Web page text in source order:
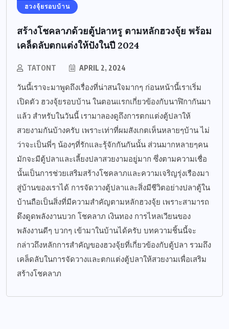
ฮวงจุ้ยรอบบ้าน
สร้างโชคลาภด้วยตู้ปลาหรู ตามหลักฮวงจุ้ย พร้อม
เคล็ดลับตกแต่งให้ปังในปี 2024
TATONT APRIL 2, 2024
วันนี้เราจะมาพูดถึงเรื่องที่น่าสนใจมากๆ ก่อนหน้านี้เราเริ่ม
เปิดตัว ฮวงจุ้ยรอบบ้าน ในตอนแรกเกี่ยวข้องกับนาฬิกากันมา
แล้ว สำหรับในวันนี้ เรามาลองดูถึงการตกแต่งตู้ปลาให้
สวยงามกันบ้างครับ เพราะเท่าที่ผมสังเกตเห็นหลายๆบ้าน ไม่
ว่าจะเป็นพี่ๆ น้องๆที่รักและรุ้จักกันกันนั้น ส่วนมากหลายๆคน
มักจะมีตู้ปลาและเลี้ยงปลาสวยงามอยู่มาก ซึ่งตามความเชื่อ
นั้นเป็นการช่วยเสริมสร้างโชคลาภและความเจริญรุ่งเรืองมา
สู่บ้านของเราได้ การจัดวางตู้ปลาและสิ่งมีชีวิตอย่างปลาตู้ใน
บ้านถือเป็นสิ่งที่มีความสำคัญตามหลักฮวงจุ้ย เพราะสามารถ
ดึงดูดพลังงานบวก โชคลาภ เงินทอง การไหลเวียนของ
พลังงานดีๆ บวกๆ เข้ามาในบ้านได้ครับ บทความชิ้นนี้จะ
กล่าวถึงหลักการสำคัญของฮวงจุ้ยที่เกี่ยวข้องกับตู้ปลา รวมถึง
เคล็ดลับในการจัดวางและตกแต่งตู้ปลาให้สวยงามเพื่อเสริม
สร้างโชคลาภ